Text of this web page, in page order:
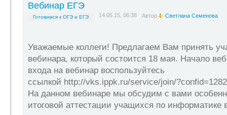
Вебинар ЕГЭ
Готовимся к ОГЭ и ЕГЭ 14.05.15, 06:38 Автор Светлана Семенова
Уважаемые коллеги! Предлагаем Вам принять
вебинара, который состоится 18 мая. Начало
входа на вебинар воспользуйтесь
ссылкой http://vks.ippk.ru/service/join/
На данном вебинаре мы обсудим с вами
итоговой аттестации учащихся по информатике